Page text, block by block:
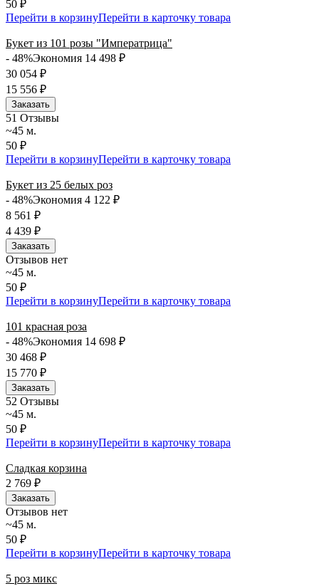
50 ₽
Перейти в корзинуПерейти в карточку товара
Букет из 101 розы "Императрица"
- 48%Экономия 14 498 ₽
30 054 ₽
15 556 ₽
Заказать
51 Отзывы
~45 м.
50 ₽
Перейти в корзинуПерейти в карточку товара
Букет из 25 белых роз
- 48%Экономия 4 122 ₽
8 561 ₽
4 439 ₽
Заказать
Отзывов нет
~45 м.
50 ₽
Перейти в корзинуПерейти в карточку товара
101 красная роза
- 48%Экономия 14 698 ₽
30 468 ₽
15 770 ₽
Заказать
52 Отзывы
~45 м.
50 ₽
Перейти в корзинуПерейти в карточку товара
Сладкая корзина
2 769 ₽
Заказать
Отзывов нет
~45 м.
50 ₽
Перейти в корзинуПерейти в карточку товара
5 роз микс